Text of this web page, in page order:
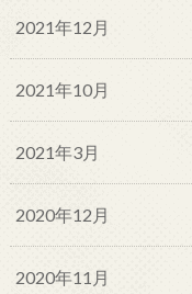
2021年12月
2021年10月
2021年3月
2020年12月
2020年11月